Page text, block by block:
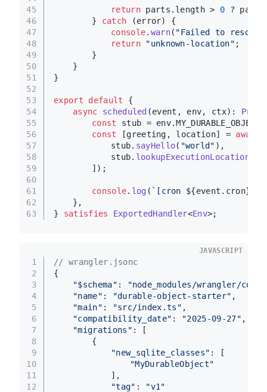
45
46
47
48
49
50
51
52
53
54
55
56
57
58
59
60
61
62
63
return parts. length > 0 ?
		}
catch (error) {
console. warn( "Failed to
return
"unknown-location" ;
		}
	}
}
export default {
async
scheduled (event, env, ctx):
const
stub = env.MY_DURABLE_OBJECT
const
[greeting, location] = await
			stub.
sayHello( "world" ),
			stub.
lookupExecutionLocation
		]);
console. log ( `[cron ${event.cron}
	},
} satisfies ExportedHandler<Env>;
1
2
3
4
5
6
7
8
9
10
11
12
// wrangler.jsonc
{
"$schema" :
"node_modules/wrangler/
"name" : "durable-object-starter" ,
"main" : "src/index.ts" ,
"compatibility_date" : "2025-09-27" ,
"migrations" : [
		{
"new_sqlite_classes" : [
"MyDurableObject"
			],
"tag" :
"v1"
JAVASCRIPT